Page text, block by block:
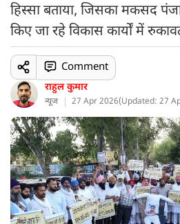
हिस्सा बताया, जिसका मकसद
किए जा रहे विकास कार्यों में
राहुल कुमार
न्यूज 27 Apr 2026(Updated: 27
Comment